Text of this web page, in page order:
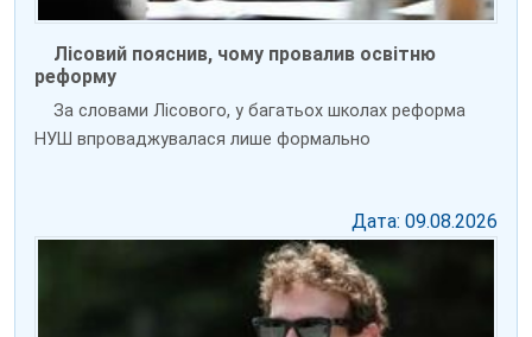
Лісовий пояснив, чому провалив освітню
реформу
За словами Лісового, у багатьох школах реформа
НУШ впроваджувалася лише формально
Дата: 09.08.2026